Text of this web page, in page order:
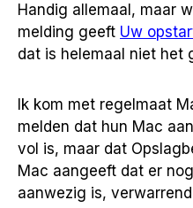
Handig allemaal, maar
melding geeft Uw
dat is helemaal niet het
Ik kom met regelmaat
melden dat hun Mac
vol is, maar dat
Mac aangeeft dat er
aanwezig is,